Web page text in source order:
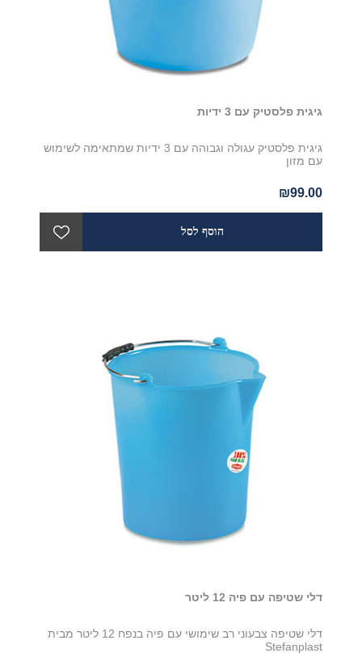
גיגית פלסטיק עם 3 ידיות
גיגית פלסטיק עגולה וגבוהה עם 3 ידיות שמתאימה לשימוש
עם מזון
₪99.00
דלי שטיפה עם פיה 12 ליטר
דלי שטיפה צבעוני רב שימושי עם פיה בנפח 12 ליטר מבית
Stefanplast